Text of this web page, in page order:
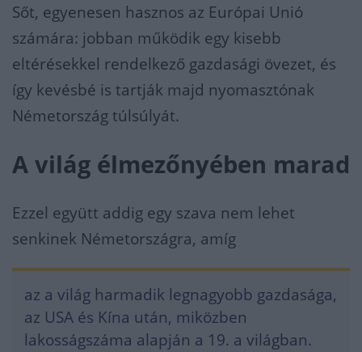
Sőt, egyenesen hasznos az Európai Unió
számára: jobban működik egy kisebb
eltérésekkel rendelkező gazdasági övezet, és
így kevésbé is tartják majd nyomasztónak
Németország túlsúlyát.
A világ élmezőnyében marad
Ezzel együtt addig egy szava nem lehet
senkinek Németországra, amíg
az a világ harmadik legnagyobb gazdasága,
az USA és Kína után, miközben
lakosságszáma alapján a 19. a világban.